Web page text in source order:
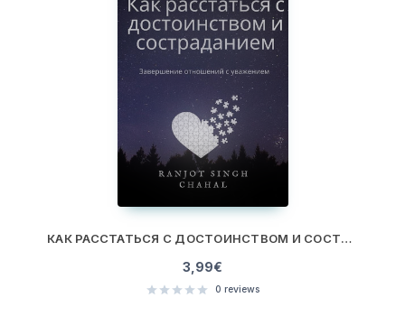
КАК РАССТАТЬСЯ С ДОСТОИНСТВОМ И СОСТРАДАНИЕМ: ЗАВЕРШЕНИЕ ОТНОШЕНИЙ С УВАЖЕНИЕМ
3,99€
0 reviews